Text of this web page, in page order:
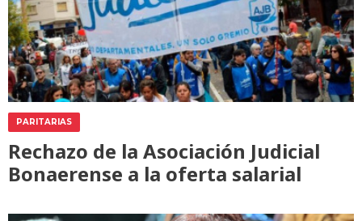
PARITARIAS
Rechazo de la Asociación Judicial
Bonaerense a la oferta salarial